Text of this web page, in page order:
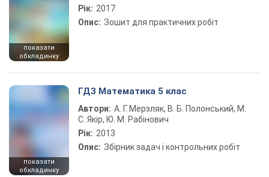
показати
обкладинку
Рік: 2017
Опис: Зошит для практичних робіт
показати
обкладинку
ГДЗ Математика 5 клас
Автори: А. Г. Мерзляк, В. Б. Полонський, М.
С. Якір, Ю. М. Рабінович
Рік: 2013
Опис: Збірник задач і контрольних робіт